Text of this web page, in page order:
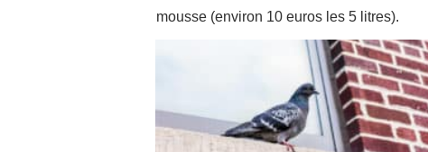
mousse (environ 10 euros les 5 litres).